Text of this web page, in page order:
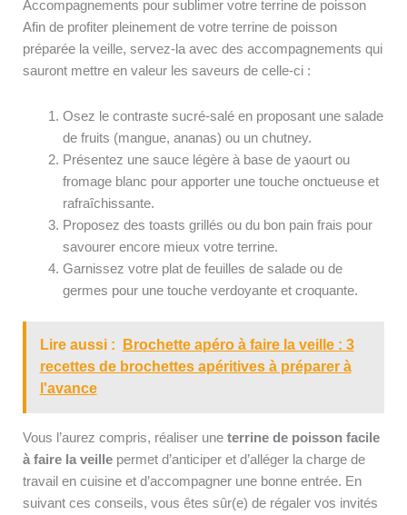
Accompagnements pour sublimer votre terrine de poisson
Afin de profiter pleinement de votre terrine de poisson
préparée la veille, servez-la avec des accompagnements qui
sauront mettre en valeur les saveurs de celle-ci :
Osez le contraste sucré-salé en proposant une salade
de fruits (mangue, ananas) ou un chutney.
Présentez une sauce légère à base de yaourt ou
fromage blanc pour apporter une touche onctueuse et
rafraîchissante.
Proposez des toasts grillés ou du bon pain frais pour
savourer encore mieux votre terrine.
Garnissez votre plat de feuilles de salade ou de
germes pour une touche verdoyante et croquante.
Lire aussi :
Brochette apéro à faire la veille : 3
recettes de brochettes apéritives à préparer à
l'avance
Vous l’aurez compris, réaliser une terrine de poisson facile
à faire la veille permet d’anticiper et d’alléger la charge de
travail en cuisine et d’accompagner une bonne entrée. En
suivant ces conseils, vous êtes sûr(e) de régaler vos invités